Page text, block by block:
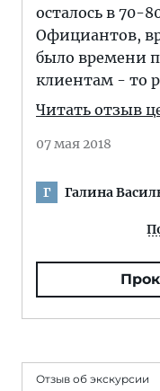
осталось в 70-
Официантов,
было времени
клиентам - то
Читать отзыв
07 мая 2018
Г Галина
Отзыв об экскурсии